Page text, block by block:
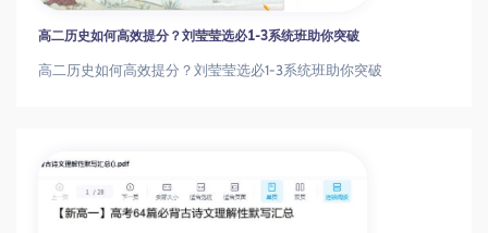
高二历史如何高效提分？刘莹莹选必1-3系统班助你突破
高二历史如何高效提分？刘莹莹选必1-3系统班助你突破